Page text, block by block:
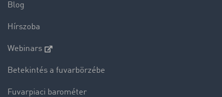
Blog
Hírszoba
Webinars
Betekintés a fuvarbörzébe
Fuvarpiaci barométer